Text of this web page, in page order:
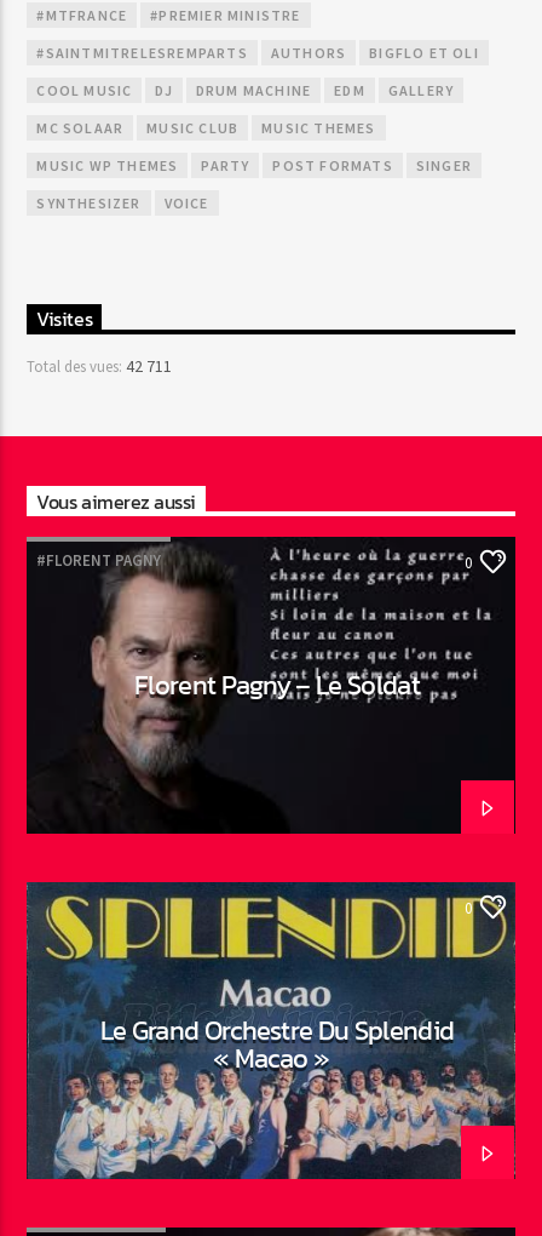
#MTFRANCE #PREMIER MINISTRE
#SAINTMITRELESREMPARTS AUTHORS BIGFLO ET OLI
COOL MUSIC DJ DRUM MACHINE EDM GALLERY
MC SOLAAR MUSIC CLUB MUSIC THEMES
MUSIC WP THEMES PARTY POST FORMATS SINGER
SYNTHESIZER VOICE
Visites
Total des vues:42 711
Vous aimerez aussi
#FLORENT PAGNY 0
Florent Pagny – Le Soldat
0
Le Grand Orchestre Du Splendid
« Macao »